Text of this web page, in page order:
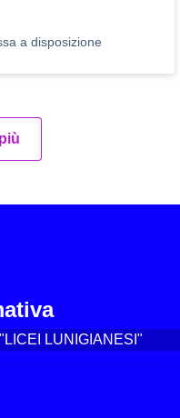
a disposizione
LUNIGIANESI"